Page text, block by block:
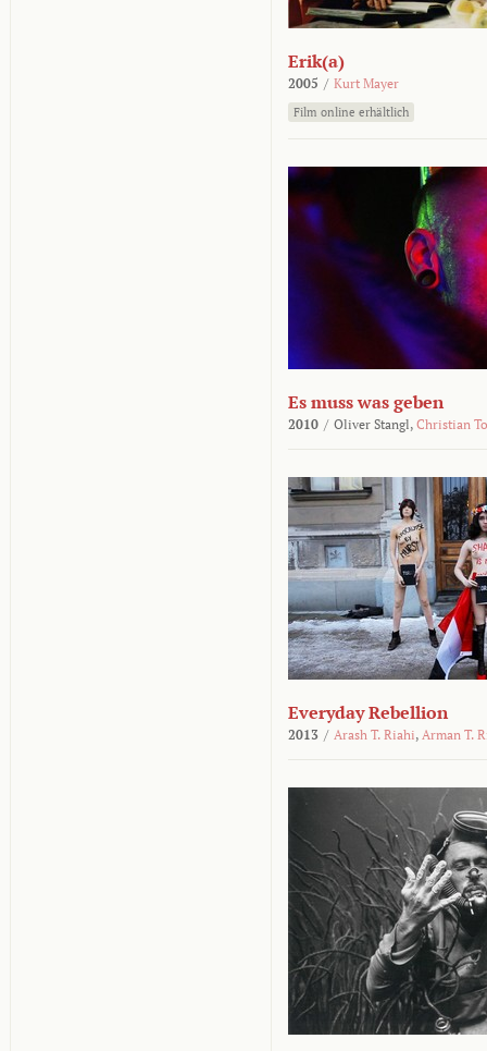
Erik(a)
2005 / Kurt Mayer
Film online erhältlich
Es muss was geben
2010 / Oliver Stangl, Christian
Everyday Rebellion
2013 / Arash T. Riahi, Arman T.